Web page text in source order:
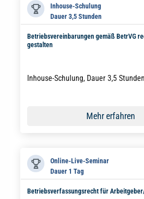
Inhouse-Schulung
Dauer 3,5 Stunden
Betriebsvereinbarungen gemäß BetrVG
gestalten
Inhouse-Schulung, Dauer 3,5 Stunden
Mehr erfahren
Online-Live-Seminar
Dauer 1 Tag
Betriebsverfassungsrecht für